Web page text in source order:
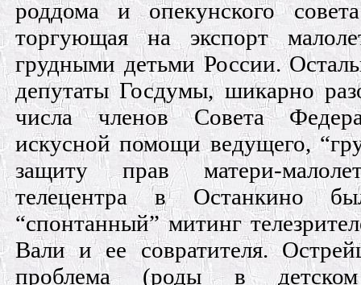
роддома и опекунского
торгующая на экспорт
грудными детьми России.
депутаты Госдумы, шикарно
числа членов Совета
искусной помощи ведущего,
защиту прав матери-
телецентра в Останкино
“спонтанный” митинг
Вали и ее совратителя.
проблема (роды в